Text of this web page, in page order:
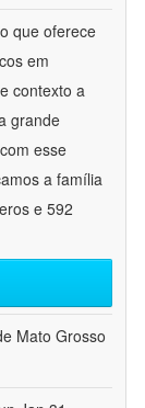
que oferece
em
contexto a
grande
esse
a família
e 592
Mato Grosso